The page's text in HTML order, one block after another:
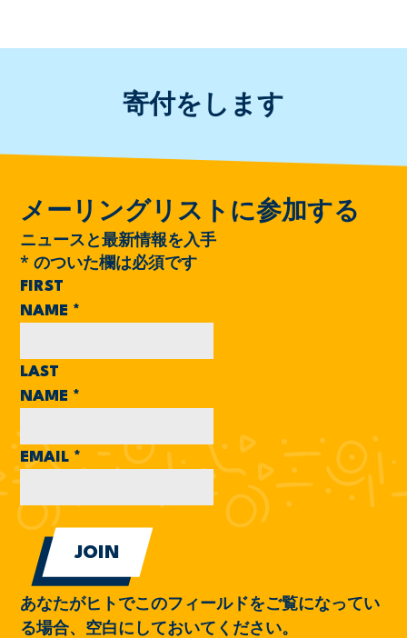
寄付をします
メーリングリストに参加する
ニュースと最新情報を入手
* のついた欄は必須です
FIRST
NAME *
LAST
NAME *
EMAIL *
あなたがヒトでこのフィールドをご覧になってい
る場合、空白にしておいてください。